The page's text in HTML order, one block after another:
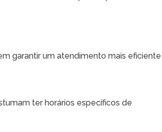
garantir um atendimento mais
ter horários específicos de